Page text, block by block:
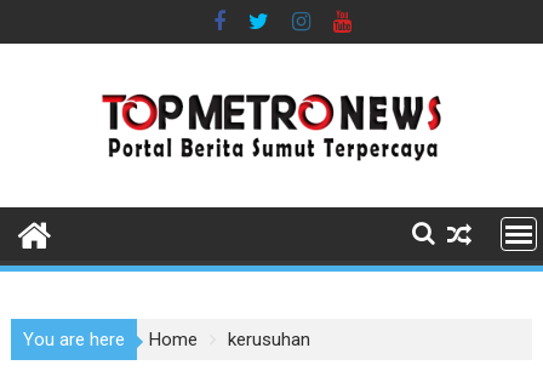
to
You are here Home kerusuhan